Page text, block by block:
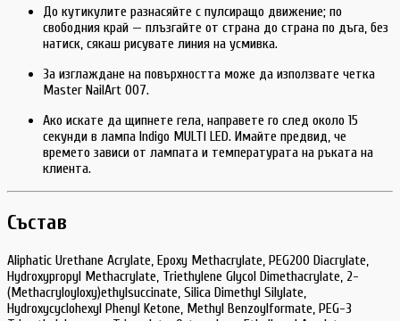
До кутикулите разнасяйте с пулсиращо движение; по
свободния край — плъзгайте от страна до страна по дъга, без
натиск, сякаш рисувате линия на усмивка.
За изглаждане на повърхността може да използвате четка
Master NailArt 007.
Ако искате да щипнете гела, направете го след около 15
секунди в лампа Indigo MULTI LED. Имайте предвид, че
времето зависи от лампата и температурата на ръката на
клиента.
Състав
Aliphatic Urethane Acrylate, Epoxy Methacrylate, PEG200 Diacrylate,
Hydroxypropyl Methacrylate, Triethylene Glycol Dimethacrylate, 2-
(Methacryloyloxy)ethylsuccinate, Silica Dimethyl Silylate,
Hydroxycyclohexyl Phenyl Ketone, Methyl Benzoylformate, PEG-3